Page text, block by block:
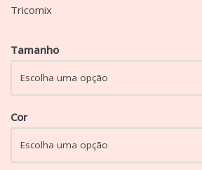
Tricomix
Tamanho
Cor